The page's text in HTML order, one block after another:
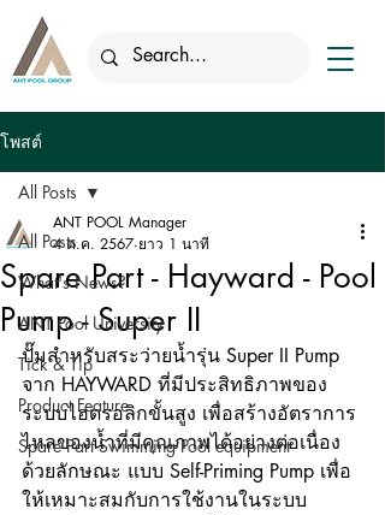
โพสต์
All Posts
What's News?
ANT Pool University
Tick & Tip
Product Feature
Spare Part Swimming Pool equipment
All Posts
Spare Part - Hayward - Pool
Pump - Super II
ANT POOL Manager
4 ต.ค. 2567 ยาว 1 นาที
ปั๊มสำหรับสระว่ายน้ำรุ่น Super II Pump
จาก HAYWARD ที่มีประสิทธิภาพของ
ระบบไฮดรอลิกขั้นสูง เพื่อสร้างอัตราการ
ไหลของน้ำที่มีคุณภาพได้อย่างต่อเนื่อง
ด้วยลักษณะ แบบ Self-Priming Pump เพื่อ
ให้เหมาะสมกับการใช้งานในระบบ